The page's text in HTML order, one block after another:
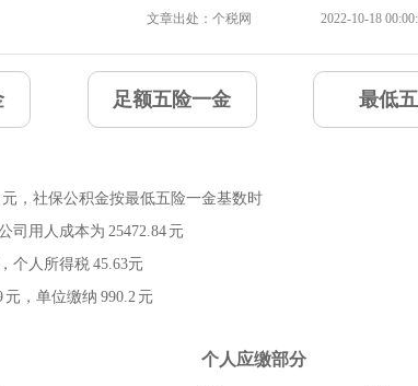
文章出处：个税网 2022-10-18
足额五险一金 最低
元，社保公积金按最低五险一金基数时
司用人成本为 25472.84元
个人所得税 45.63元
元，单位缴纳 990.2元
个人应缴部分